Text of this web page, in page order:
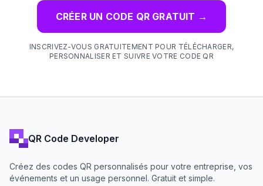
CRÉER UN CODE QR GRATUIT →
INSCRIVEZ-VOUS GRATUITEMENT POUR TÉLÉCHARGER,
PERSONNALISER ET SUIVRE VOTRE CODE QR
QR Code Developer
Créez des codes QR personnalisés pour votre entreprise, vos
événements et un usage personnel. Gratuit et simple.